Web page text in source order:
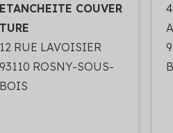
ETANCHEITE COUVER
TURE
12 RUE LAVOISIER
93110 ROSNY-SOUS-
BOIS